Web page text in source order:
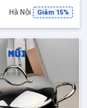
Hà Nội Giảm 15%